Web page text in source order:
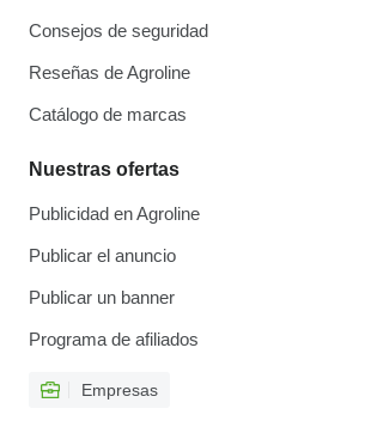
Consejos de seguridad
Reseñas de Agroline
Catálogo de marcas
Nuestras ofertas
Publicidad en Agroline
Publicar el anuncio
Publicar un banner
Programa de afiliados
Empresas